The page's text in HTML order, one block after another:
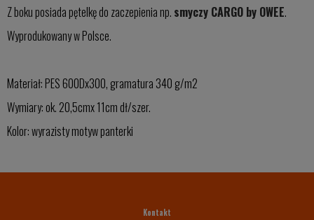
Z boku posiada pętelkę do zaczepienia np. smyczy CARGO by OWEE.
Wyprodukowany w Polsce.
Materiał: PES 600Dx300, gramatura 340 g/m2
Wymiary: ok. 20,5cmx 11cm dł/szer.
Kolor: wyrazisty motyw panterki
Kontakt